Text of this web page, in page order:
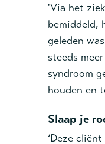
'Via het
bemiddeld,
geleden
steeds
syndroom
houden en
Slaap je
‘Deze